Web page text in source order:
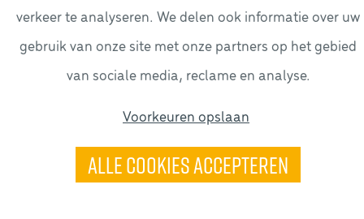
Offsetdrukwerk voor hoge oplages
verkeer te analyseren. We delen ook informatie over uw
gebruik van onze site met onze partners op het gebied
van sociale media, reclame en analyse.
Voorkeuren opslaan
Alle cookies accepteren